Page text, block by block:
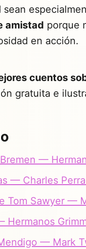
amistad porque
en acción.
cuentos
gratuita e
—
— Charles
Tom Sawyer —
Hermanos
— Mark